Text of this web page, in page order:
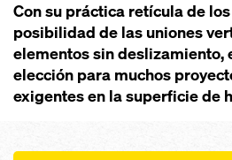
Con su prácti­ca retícula de
posibilidad de las uniones
elementos sin deslizamiento,
elección pa­ra muchos
exigentes en la superficie de